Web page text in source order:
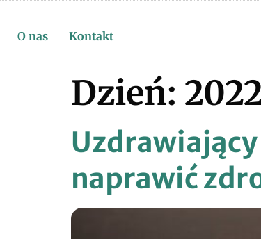
O nas Kontakt
Dzień:
naprawić